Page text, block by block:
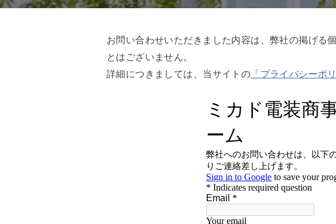
お問い合わせいただきました内容は、弊社の掲げる
とはございません。
詳細につきましては、当サイトの 「プライバシーポ